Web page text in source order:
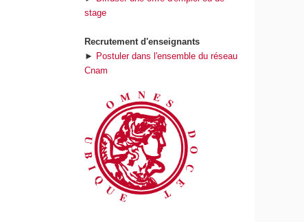
stage
Recrutement d'enseignants
► Postuler dans l'ensemble du réseau
Cnam